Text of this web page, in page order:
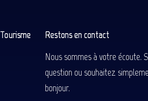
Restons en contact
Nous sommes à votre écoute.
question ou souhaitez
bonjour.